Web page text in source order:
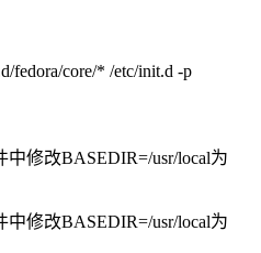
fedora/core/* /etc/init.d -p
中修改BASEDIR=/usr/local为
中修改BASEDIR=/usr/local为